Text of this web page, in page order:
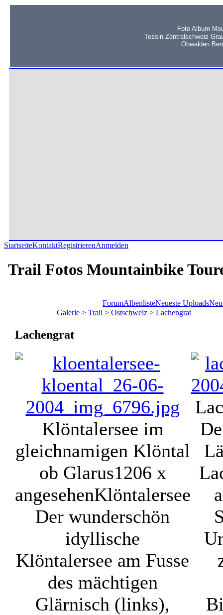
Foto Album
Tessin Zentralschweiz
Obwalden
StartseiteKontaktRegistrierenAnmelden
Trail Fotos Mountainbike
ForumAlbenlisteNeueste Uploads
Galerie> Trail > Ostschweiz> Lachengrat
Lachengrat
Klöntalersee im
gleichnamigen Klöntal
ob Glarus1206 x
angesehenKlöntalersee
Der wunderschön
idyllische
Klöntalersee am Fusse
des mächtigen
Glärnisch (links),